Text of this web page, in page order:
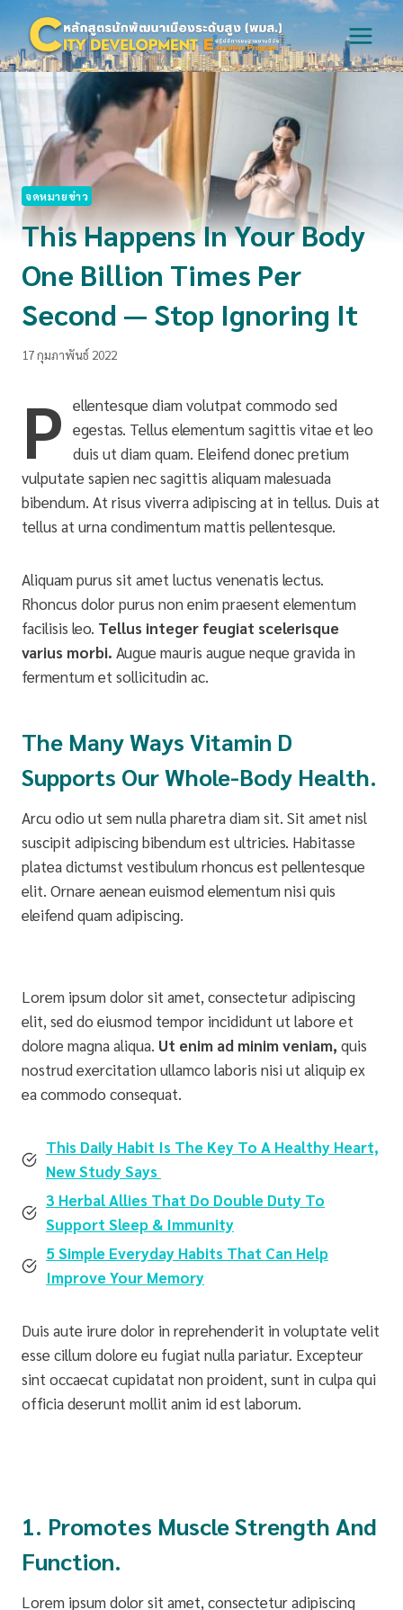
content
จดหมายข่าว
This Happens In Your Body
One Billion Times Per
Second — Stop Ignoring It
17 กุมภาพันธ์ 2022
P ellentesque diam volutpat commodo sed
egestas. Tellus elementum sagittis vitae et leo
duis ut diam quam. Eleifend donec pretium
vulputate sapien nec sagittis aliquam malesuada
bibendum. At risus viverra adipiscing at in tellus. Duis at
tellus at urna condimentum mattis pellentesque.
Aliquam purus sit amet luctus venenatis lectus.
Rhoncus dolor purus non enim praesent elementum
facilisis leo. Tellus integer feugiat scelerisque
varius morbi. Augue mauris augue neque gravida in
fermentum et sollicitudin ac.
The Many Ways Vitamin D
Supports Our Whole-Body Health.
Arcu odio ut sem nulla pharetra diam sit. Sit amet nisl
suscipit adipiscing bibendum est ultricies. Habitasse
platea dictumst vestibulum rhoncus est pellentesque
elit. Ornare aenean euismod elementum nisi quis
eleifend quam adipiscing.
Lorem ipsum dolor sit amet, consectetur adipiscing
elit, sed do eiusmod tempor incididunt ut labore et
dolore magna aliqua. Ut enim ad minim veniam, quis
nostrud exercitation ullamco laboris nisi ut aliquip ex
ea commodo consequat.
This Daily Habit Is The Key To A Healthy Heart,
New Study Says
3 Herbal Allies That Do Double Duty To
Support Sleep & Immunity
5 Simple Everyday Habits That Can Help
Improve Your Memory
Duis aute irure dolor in reprehenderit in voluptate velit
esse cillum dolore eu fugiat nulla pariatur. Excepteur
sint occaecat cupidatat non proident, sunt in culpa qui
officia deserunt mollit anim id est laborum.
1. Promotes Muscle Strength And
Function.
Lorem ipsum dolor sit amet, consectetur adipiscing